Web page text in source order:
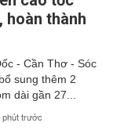
hoàn thành
- Cần Thơ - Sóc
sung thêm 2
dài gần 27...
phút trước